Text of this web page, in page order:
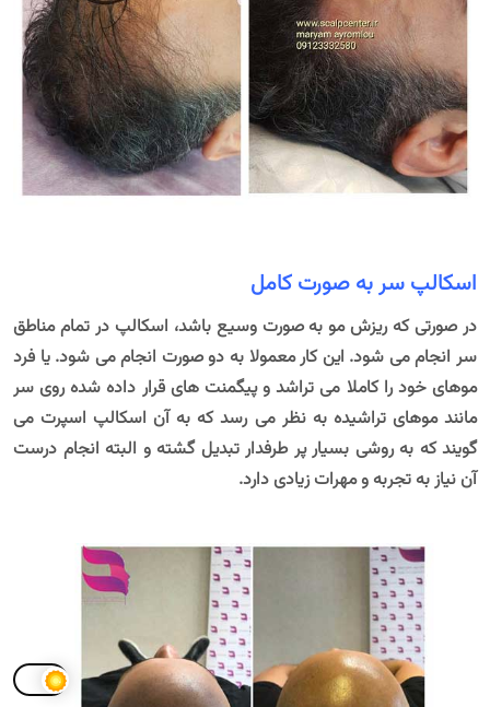
اسکالپ سر به صورت کامل
در صورتی که ریزش مو به صورت وسیع باشد، اسکالپ در تمام مناطق
سر انجام می شود. این کار معمولا به دو صورت انجام می شود. یا فرد
موهای خود را کاملا می تراشد و پیگمنت های قرار داده شده روی سر
مانند موهای تراشیده به نظر می رسد که به آن اسکالپ اسپرت می
گویند که به روشی بسیار پر طرفدار تبدیل گشته و البته انجام درست
آن نیاز به تجربه و مهرات زیادی دارد.